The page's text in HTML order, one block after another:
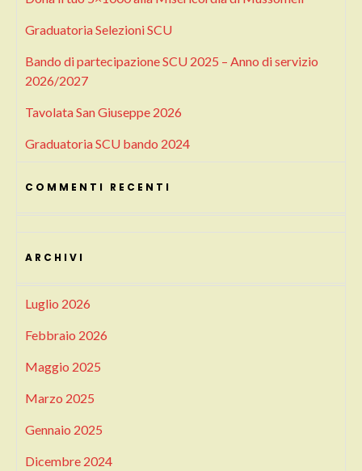
Graduatoria Selezioni SCU
Bando di partecipazione SCU 2025 – Anno di servizio
2026/2027
Tavolata San Giuseppe 2026
Graduatoria SCU bando 2024
COMMENTI RECENTI
ARCHIVI
Luglio 2026
Febbraio 2026
Maggio 2025
Marzo 2025
Gennaio 2025
Dicembre 2024